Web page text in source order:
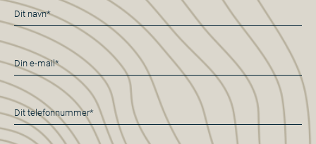
Navn
*
E-
mail
*
Telefon
*